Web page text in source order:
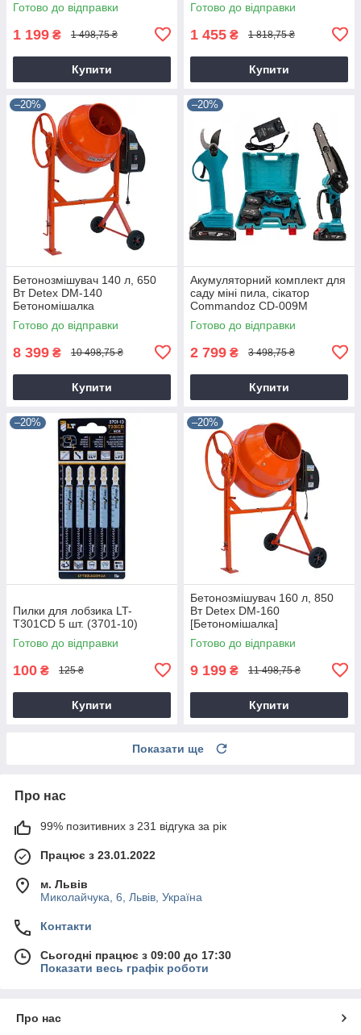
Готово до відправки
1 199 ₴ 1 498,75 ₴
Купити
Готово до відправки
1 455 ₴ 1 818,75 ₴
Купити
–20%
Бетонозмішувач 140 л, 650
Вт Detex DM-140
Бетономішалка
Готово до відправки
8 399 ₴ 10 498,75 ₴
Купити
–20%
Акумуляторний комплект для
саду міні пила, сікатор
Commandoz CD-009M
Готово до відправки
2 799 ₴ 3 498,75 ₴
Купити
–20%
Пилки для лобзика LT-
T301CD 5 шт. (3701-10)
Готово до відправки
100 ₴ 125 ₴
Купити
–20%
Бетонозмішувач 160 л, 850
Вт Detex DM-160
[Бетономішалка]
Готово до відправки
9 199 ₴ 11 498,75 ₴
Купити
Показати ще
Про нас
99% позитивних з 231 відгука за рік
Працює з 23.01.2022
м. Львів
Миколайчука, 6, Львів, Україна
Контакти
Сьогодні працює з 09:00 до 17:30
Показати весь графік роботи
Про нас